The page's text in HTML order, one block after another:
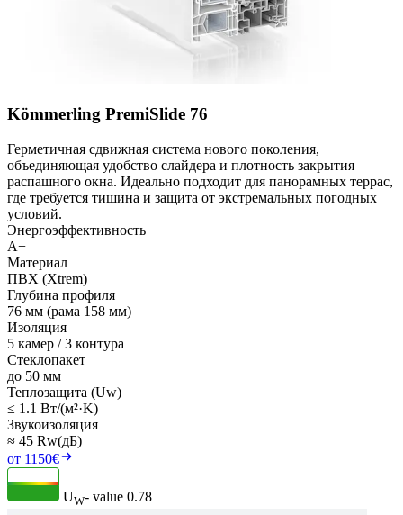
Kömmerling PremiSlide 76
Герметичная сдвижная система нового поколения,
объединяющая удобство слайдера и плотность закрытия
распашного окна. Идеально подходит для панорамных террас,
где требуется тишина и защита от экстремальных погодных
условий.
Энергоэффективность
A+
Материал
ПВХ (Xtrem)
Глубина профиля
76 мм (рама 158 мм)
Изоляция
5 камер / 3 контура
Стеклопакет
до 50 мм
Теплозащита (Uw)
≤ 1.1 Вт/(м²·K)
Звукоизоляция
≈ 45 Rw(дБ)
от 1150€
UW- value 0.78